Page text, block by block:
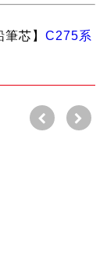
芯】 C275系